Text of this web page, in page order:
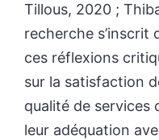
Tillous, 2020 ;
recherche s’inscrit
ces réflexions
sur la satisfaction
qualité de
leur adéquation